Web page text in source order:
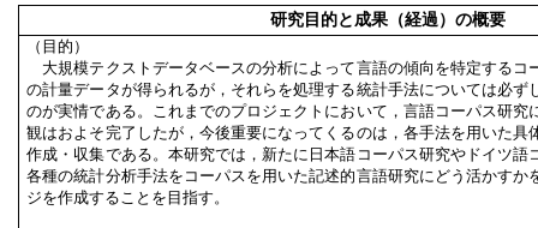
研究目的と成果（経過）の概要
（目的）
大規模テクストデータベースの分析によって言語の傾向を特定するコ
の計量データが得られるが，それらを処理する統計手法については必ず
のが実情である。これまでのプロジェクトにおいて，言語コーパス研究
観はおよそ完了したが，今後重要になってくるのは，各手法を用いた具
作成・収集である。本研究では，新たに日本語コーパス研究やドイツ語
各種の統計分析手法をコーパスを用いた記述的言語研究にどう活かすか
ジを作成することを目指す。